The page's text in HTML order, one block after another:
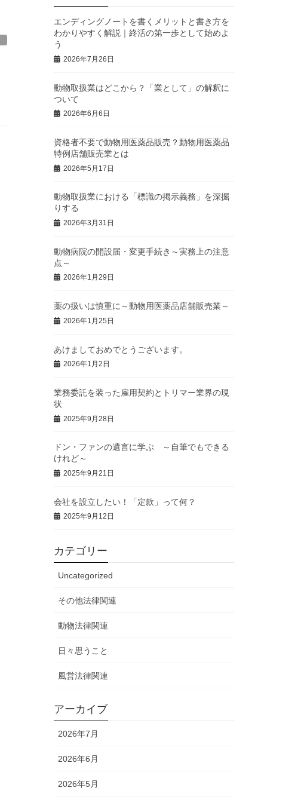
エンディングノートを書くメリットと書き方を
わかりやすく解説｜終活の第一歩として始めよ
う
2026年7月26日
動物取扱業はどこから？「業として」の解釈に
ついて
2026年6月6日
資格者不要で動物用医薬品販売？動物用医薬品
特例店舗販売業とは
2026年5月17日
動物取扱業における「標識の掲示義務」を深掘
りする
2026年3月31日
動物病院の開設届・変更手続き～実務上の注意
点～
2026年1月29日
薬の扱いは慎重に～動物用医薬品店舗販売業～
2026年1月25日
あけましておめでとうございます。
2026年1月2日
業務委託を装った雇用契約とトリマー業界の現
状
2025年9月28日
ドン・ファンの遺言に学ぶ ～自筆でもできる
けれど～
2025年9月21日
会社を設立したい！「定款」って何？
2025年9月12日
カテゴリー
Uncategorized
その他法律関連
動物法律関連
日々思うこと
風営法律関連
アーカイブ
2026年7月
2026年6月
2026年5月